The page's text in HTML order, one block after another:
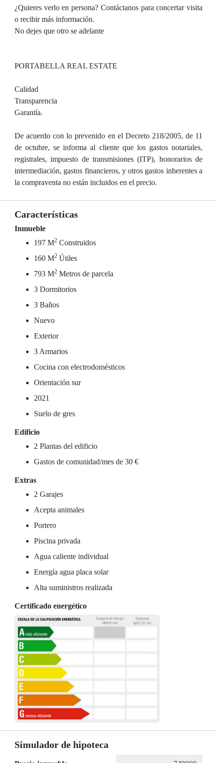
¿Quieres verlo en persona? Contáctanos para concertar visita
o recibir más información.
No dejes que otro se adelante
PORTABELLA REAL ESTATE
Calidad
Transparencia
Garantía.
De acuerdo con lo prevenido en el Decreto 218/2005, de 11
de octubre, se informa al cliente que los gastos notariales,
registrales, impuesto de transmisiones (ITP), honorarios de
intermediación, gastos financieros, y otros gastos inherentes a
la compraventa no están incluidos en el precio.
Características
Inmueble
197 M2 Construidos
160 M2 Útiles
793 M2 Metros de parcela
3 Dormitorios
3 Baños
Nuevo
Exterior
3 Armarios
Cocina con electrodomésticos
Orientación sur
2021
Suelo de gres
Edificio
2 Plantas del edificio
Gastos de comunidad/mes de 30 €
Extras
2 Garajes
Acepta animales
Portero
Piscina privada
Agua caliente individual
Energía agua placa solar
Alta suministros realizada
Certificado energético
Simulador de hipoteca